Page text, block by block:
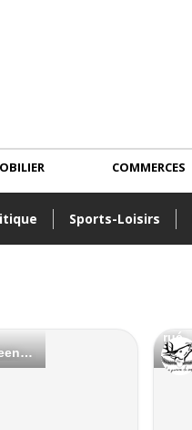
Sports-Loisirs
COMMERCES